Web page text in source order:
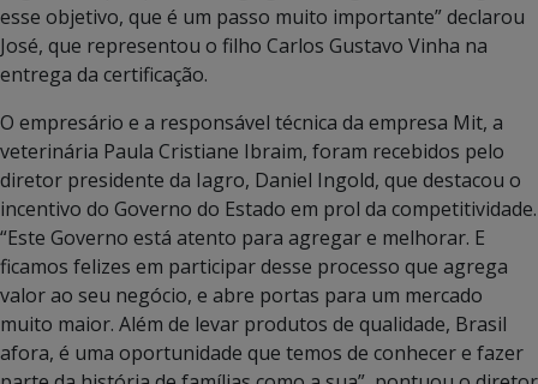
esse objetivo, que é um passo muito importante” declarou
José, que representou o filho Carlos Gustavo Vinha na
entrega da certificação.
O empresário e a responsável técnica da empresa Mit, a
veterinária Paula Cristiane Ibraim, foram recebidos pelo
diretor presidente da Iagro, Daniel Ingold, que destacou o
incentivo do Governo do Estado em prol da competitividade.
“Este Governo está atento para agregar e melhorar. E
ficamos felizes em participar desse processo que agrega
valor ao seu negócio, e abre portas para um mercado
muito maior. Além de levar produtos de qualidade, Brasil
afora, é uma oportunidade que temos de conhecer e fazer